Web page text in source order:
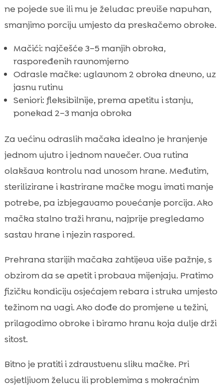
ne pojede sve ili mu je želudac previše napuhan,
smanjimo porciju umjesto da preskačemo obroke.
Mačići: najčešće 3–5 manjih obroka,
raspoređenih ravnomjerno
Odrasle mačke: uglavnom 2 obroka dnevno, uz
jasnu rutinu
Seniori: fleksibilnije, prema apetitu i stanju,
ponekad 2–3 manja obroka
Za većinu odraslih mačaka idealno je hranjenje
jednom ujutro i jednom navečer. Ova rutina
olakšava kontrolu nad unosom hrane. Međutim,
sterilizirane i kastrirane mačke mogu imati manje
potrebe, pa izbjegavamo povećanje porcija. Ako
mačka stalno traži hranu, najprije pregledamo
sastav hrane i njezin raspored.
Prehrana starijih mačaka zahtijeva više pažnje, s
obzirom da se apetit i probava mijenjaju. Pratimo
fizičku kondiciju osjećajem rebara i struka umjesto
težinom na vagi. Ako dođe do promjene u težini,
prilagodimo obroke i biramo hranu koja dulje drži
sitost.
Bitno je pratiti i zdravstvenu sliku mačke. Pri
osjetljivom želucu ili problemima s mokraćnim